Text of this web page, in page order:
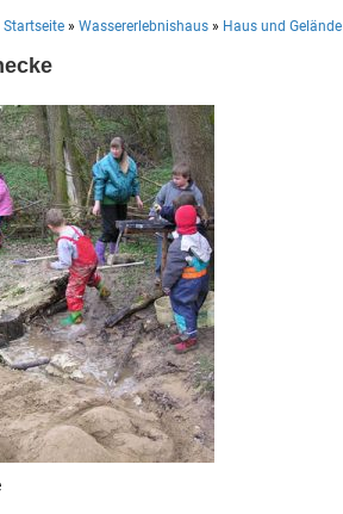
Startseite » Wassererlebnishaus » Haus und Gelände